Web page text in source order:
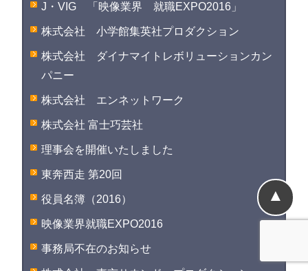
J・VIG 「映像業界 就職EXPO2016」
株式会社 小学館集英社プロダクション
株式会社 ダイナマイトレボリューションカン
パニー
株式会社 エンネットワーク
株式会社 富士巧芸社
理事会を開催いたしました
東奔西走 第20回
役員名簿（2016）
映像業界就職EXPO2016
事務局不在のお知らせ
▲